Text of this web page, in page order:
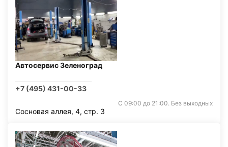
Автосервис Зеленоград
+7 (495) 431-00-33
С 09:00 до 21:00. Без выходных
Сосновая аллея, 4, стр. 3